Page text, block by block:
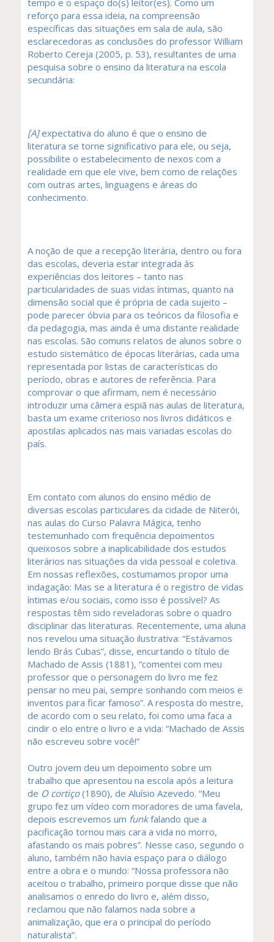
reforço para essa ideia, na compreensão
específicas das situações em sala de aula, são
esclarecedoras as conclusões do professor William
Roberto Cereja (2005, p. 53), resultantes de uma
pesquisa sobre o ensino da literatura na escola
secundária:
[A]expectativa do aluno é que o ensino de
literatura se torne significativo para ele, ou seja,
possibilite o estabelecimento de nexos com a
realidade em que ele vive, bem como de relações
com outras artes, linguagens e áreas do
conhecimento.
A noção de que a recepção literária, dentro ou fora
das escolas, deveria estar integrada às
experiências dos leitores – tanto nas
particularidades de suas vidas íntimas, quanto na
dimensão social que é própria de cada sujeito –
pode parecer óbvia para os teóricos da filosofia e
da pedagogia, mas ainda é uma distante realidade
nas escolas. São comuns relatos de alunos sobre o
estudo sistemático de épocas literárias, cada uma
representada por listas de características do
período, obras e autores de referência. Para
comprovar o que afirmam, nem é necessário
introduzir uma câmera espiã nas aulas de literatura,
basta um exame criterioso nos livros didáticos e
apostilas aplicados nas mais variadas escolas do
país.
Em contato com alunos do ensino médio de
diversas escolas particulares da cidade de Niterói,
nas aulas do Curso Palavra Mágica, tenho
testemunhado com frequência depoimentos
queixosos sobre a inaplicabilidade dos estudos
literários nas situações da vida pessoal e coletiva.
Em nossas reflexões, costumamos propor uma
indagação: Mas se a literatura é o registro de vidas
íntimas e/ou sociais, como isso é possível? As
respostas têm sido reveladoras sobre o quadro
disciplinar das literaturas. Recentemente, uma aluna
nos revelou uma situação ilustrativa: “Estávamos
lendo Brás Cubas”, disse, encurtando o título de
Machado de Assis (1881), “comentei com meu
professor que o personagem do livro me fez
pensar no meu pai, sempre sonhando com meios e
inventos para ficar famoso”. A resposta do mestre,
de acordo com o seu relato, foi como uma faca a
cindir o elo entre o livro e a vida: “Machado de Assis
não escreveu sobre você!”
Outro jovem deu um depoimento sobre um
trabalho que apresentou na escola após a leitura
de O cortiço(1890), de Aluísio Azevedo. “Meu
grupo fez um vídeo com moradores de uma favela,
depois escrevemos um funkfalando que a
pacificação tornou mais cara a vida no morro,
afastando os mais pobres”. Nesse caso, segundo o
aluno, também não havia espaço para o diálogo
entre a obra e o mundo: “Nossa professora não
aceitou o trabalho, primeiro porque disse que não
analisamos o enredo do livro e, além disso,
reclamou que não falamos nada sobre a
animalização, que era o principal do período
naturalista”.